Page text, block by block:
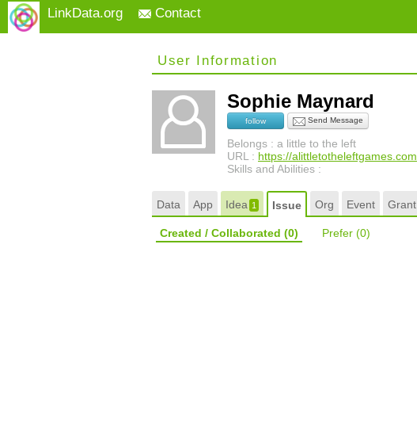
LinkData.org Contact
User Information
Sophie Maynard
follow Send Message
Belongs : a little to the left
URL : https://alittletotheleftgames.com
Skills and Abilities :
Data App Idea 1 Issue Org Event Grant
Created / Collaborated (0) Prefer (0)